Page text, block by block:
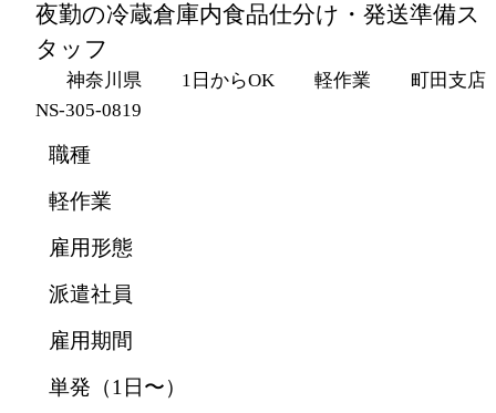
夜勤の冷蔵倉庫内食品仕分け・発送準備ス
タッフ
神奈川県 1日からOK 軽作業
町田支店
NS-305-0819
職種
軽作業
雇用形態
派遣社員
雇用期間
単発（1日〜）